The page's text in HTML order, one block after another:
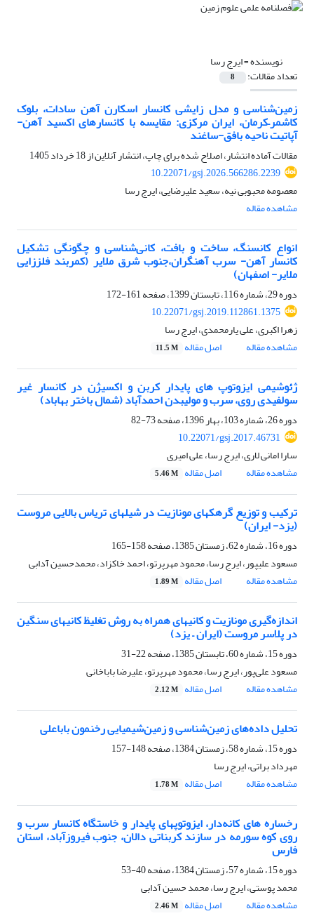
نویسنده =ایرج رسا
تعداد مقالات: 8
زمین‌شناسی و مدل زایشی کانسار اسکارن آهن سادات، بلوک
کاشمر–کرمان، ایران مرکزی: مقایسه با کانسارهای اکسید آهن-
آپاتیت ناحیه بافق-ساغند
مقالات آماده انتشار، اصلاح شده برای چاپ، انتشار آنلاین از18 خرداد 1405
10.22071/gsj.2026.566286.2239
معصومه محبوبی نیه، سعید علیرضایی، ایرج رسا
مشاهده مقاله
انواع کانسنگ، ساخت و بافت، کانی‌شناسی و چگونگی تشکیل
کانسار آهن- سرب آهنگران،جنوب شرق ملایر (کمربند فلززایی
ملایر- اصفهان)
دوره 29، شماره 116، تابستان 1399، صفحه
161-172
10.22071/gsj.2019.112861.1375
زهرا اکبری، علی یارمحمدی، ایرج رسا
مشاهده مقاله
اصل مقاله 11.5 M
ژئوشیمی ایزوتوپ های پایدار کربن و اکسیژن در کانسار غیر
سولفیدی روی، سرب و مولیبدن احمدآباد (شمال باختر بهاباد)
دوره 26، شماره 103، بهار 1396، صفحه
73-82
10.22071/gsj.2017.46731
سارا امانی لاری، ایرج رسا، علی امیری
مشاهده مقاله
اصل مقاله 5.46 M
ترکیب و توزیع گرهکهای مونازیت در شیلهای تریاس بالایی مروست
(یزد- ایران)
دوره 16، شماره 62، زمستان 1385، صفحه
158-165
مسعود علیپور، ایرج رسا، محمود مهرپرتو، احمد خاکزاد، محمدحسین آدابی
مشاهده مقاله
اصل مقاله 1.89 M
اندازه‌گیری مونازیت و کانیهای همراه به روش تغلیظ کانیهای سنگین
در پلاسر مروست (ایران – یزد)
دوره 15، شماره 60، تابستان 1385، صفحه
22-31
مسعود علی‌پور، ایرج رسا، محمود مهرپرتو، علیرضا باباخانی
مشاهده مقاله
اصل مقاله 2.12 M
تحلیل داده‌های زمین‌شناسی و زمین‌شیمیایی رخنمون باباعلی
دوره 15، شماره 58، زمستان 1384، صفحه
148-157
مهرداد براتی، ایرج رسا
مشاهده مقاله
اصل مقاله 1.78 M
رخساره های کانه‌دار، ایزوتوپهای پایدار و خاستگاه کانسار سرب و
روی کوه سورمه در سازند کربناتی دالان، جنوب فیروزآباد، استان
فارس
دوره 15، شماره 57، زمستان 1384، صفحه
40-53
محمد پوستی، ایرج رسا، محمد حسین آدابی
مشاهده مقاله
اصل مقاله 2.46 M